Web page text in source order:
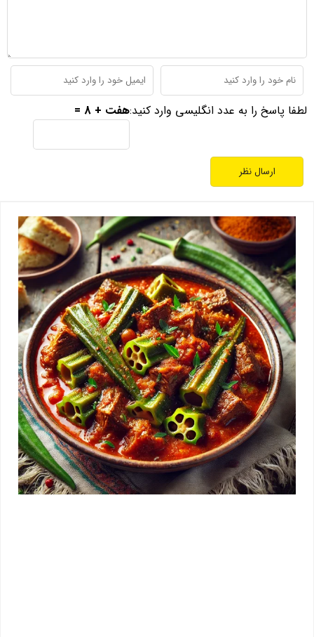
لطفا پاسخ را به عدد انگلیسی وارد کنید:هفت + 8 =